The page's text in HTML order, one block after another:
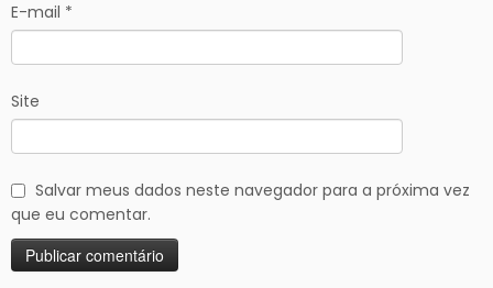
E-mail *
Site
Salvar meus dados neste navegador para a próxima vez
que eu comentar.